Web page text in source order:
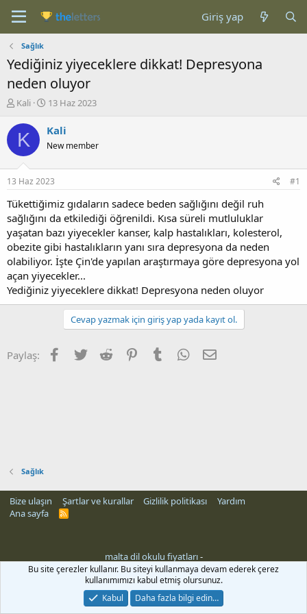
Giriş yap
Sağlık
Yediğiniz yiyeceklere dikkat! Depresyona
neden oluyor
K
n
b
u
u
b
a
ş
l
a
t
a
n
Kali
B
ş
a
g
ı
ç
a
r
i
h
i
13 Haz 2023
K Kali
New member
13 Haz 2023 #1
Tükettiğimiz gıdaların sadece beden sağlığını değil ruh
sağlığını da etkilediği öğrenildi. Kısa süreli mutluluklar
yaşatan bazı yiyecekler kanser, kalp hastalıkları, kolesterol,
obezite gibi hastalıkların yanı sıra depresyona da neden
olabiliyor. İşte Çin'de yapılan araştırmaya göre depresyona yol
açan yiyecekler...
Yediğiniz yiyeceklere dikkat! Depresyona neden oluyor
Cevap yazmak için giriş yap yada kayıt ol.
Paylaş: Facebook
Twitter Reddit PinterestTumblr WhatsApp
Sağlık
Bize ulaşın Şartlar ve kurallar Gizlilik politikası
Yardım
Ana sayfa
R
malta dil okulu fiyatları-
Bu site çerezler kullanır. Bu siteyi kullanmaya devam ederek çerez
kullanımımızı kabul etmiş olursunuz.
Kabul
Daha fazla bilgi edin…